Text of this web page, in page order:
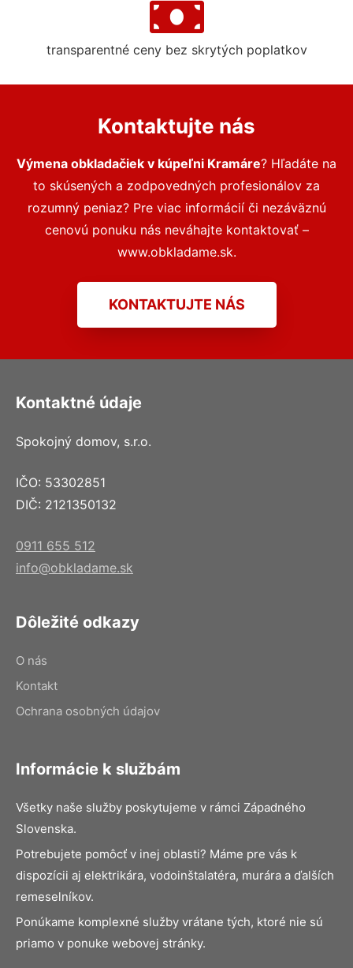
transparentné ceny bez skrytých poplatkov
Kontaktujte nás
Výmena obkladačiek v kúpeľni Kramáre? Hľadáte na
to skúsených a zodpovedných profesionálov za
rozumný peniaz? Pre viac informácií či nezáväznú
cenovú ponuku nás neváhajte kontaktovať –
www.obkladame.sk.
KONTAKTUJTE NÁS
Kontaktné údaje
Spokojný domov, s.r.o.
IČO: 53302851
DIČ: 2121350132
0911 655 512
info@obkladame.sk
Dôležité odkazy
O nás
Kontakt
Ochrana osobných údajov
Informácie k službám
Všetky naše služby poskytujeme v rámci Západného
Slovenska.
Potrebujete pomôcť v inej oblasti? Máme pre vás k
dispozícii aj elektrikára, vodoinštalatéra, murára a ďalších
remeselníkov.
Ponúkame komplexné služby vrátane tých, ktoré nie sú
priamo v ponuke webovej stránky.